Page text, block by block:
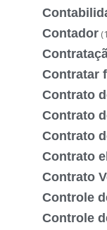
Contador
Contratar
Contrato
Contrato
Contrato
Contrato
Contrato
Controle
Controle